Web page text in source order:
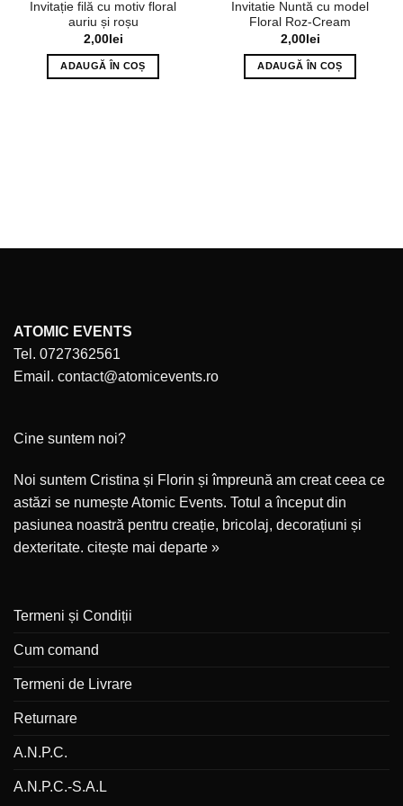
Invitație filă cu motiv floral
auriu și roșu
2,00lei
ADAUGĂ ÎN COȘ
Invitatie Nuntă cu model
Floral Roz-Cream
2,00lei
ADAUGĂ ÎN COȘ
ATOMIC EVENTS
Tel. 0727362561
Email. contact@atomicevents.ro
Cine suntem noi?
Noi suntem Cristina și Florin și împreună am creat ceea ce
astăzi se numește Atomic Events. Totul a început din
pasiunea noastră pentru creație, bricolaj, decorațiuni și
dexteritate. citește mai departe »
Termeni și Condiții
Cum comand
Termeni de Livrare
Returnare
A.N.P.C.
A.N.P.C.-S.A.L